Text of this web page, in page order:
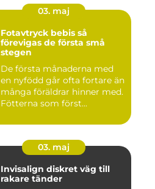
03. maj
Fotavtryck bebis så
förevigas de första små
stegen
De första månaderna med
en nyfödd går ofta fortare än
många föräldrar hinner med.
Fötterna som först...
03. maj
Invisalign diskret väg till
rakare tänder